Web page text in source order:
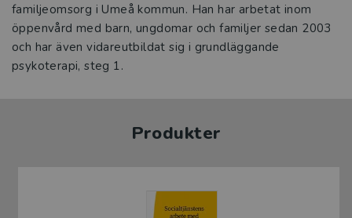
familjeomsorg i Umeå kommun. Han har arbetat inom
öppenvård med barn, ungdomar och familjer sedan 2003
och har även vidareutbildat sig i grundläggande
psykoterapi, steg 1.
Produkter